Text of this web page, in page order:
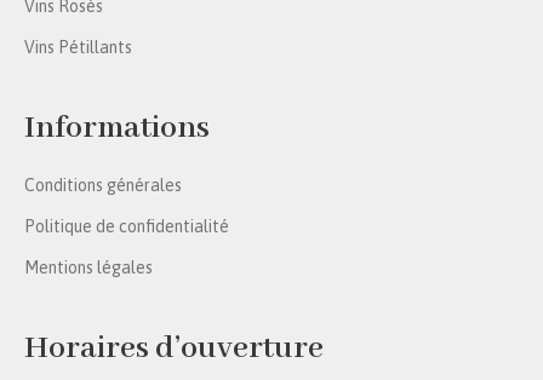
Vins Rosés
Vins Pétillants
Informations
Conditions générales
Politique de confidentialité
Mentions légales
Horaires d’ouverture